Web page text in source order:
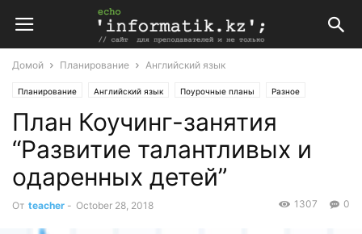
Домой Планирование Английский язык
Планирование Английский язык Поурочные планы Разное
План Коучинг-занятия
“Развитие талантливых и
одаренных детей”
От teacher - October 28, 2018 0
1307